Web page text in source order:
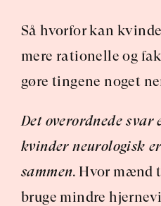
Så hvorfor kan
mere rationelle og
gøre tingene noget
Det overordnede svar
kvinder neurologisk
sammen. Hvor mænd
bruge mindre